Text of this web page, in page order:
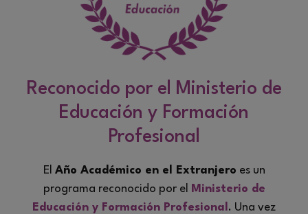
Reconocido por el Ministerio de
Educación y Formación
Profesional
El Año Académico en el Extranjero es un
programa reconocido por el
Ministerio de
Educación y Formación Profesional . Una vez